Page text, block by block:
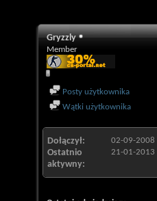
Gryzzly
Member
Posty użytkownika
Wątki użytkownika
Dołączył 02-09-2008
Ostatnio
aktywny
21-01-2013